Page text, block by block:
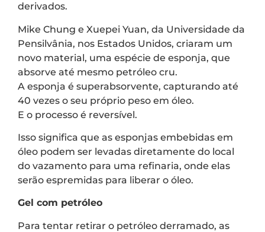
derivados.
Mike Chung e Xuepei Yuan, da Universidade da
Pensilvânia, nos Estados Unidos, criaram um
novo material, uma espécie de esponja, que
absorve até mesmo petróleo cru.
A esponja é superabsorvente, capturando até
40 vezes o seu próprio peso em óleo.
E o processo é reversível.
Isso significa que as esponjas embebidas em
óleo podem ser levadas diretamente do local
do vazamento para uma refinaria, onde elas
serão espremidas para liberar o óleo.
Gel com petróleo
Para tentar retirar o petróleo derramado, as